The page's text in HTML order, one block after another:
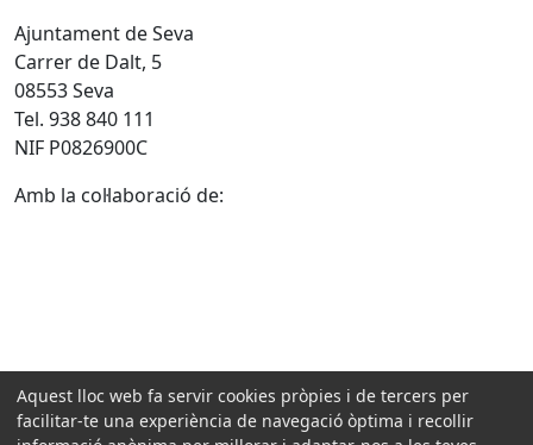
Ajuntament de Seva
Carrer de Dalt, 5
08553 Seva
Tel. 938 840 111
NIF P0826900C
Amb la col·laboració de:
Aquest lloc web fa servir cookies pròpies i de tercers per
facilitar-te una experiència de navegació òptima i recollir